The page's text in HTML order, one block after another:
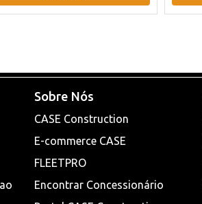
Sobre Nós
CASE Construction
E-commerce CASE
FLEETPRO
Encontrar Concessionário